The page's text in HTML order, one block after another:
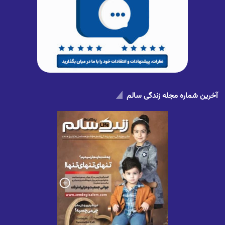
آخرین شماره مجله زندگی سالم